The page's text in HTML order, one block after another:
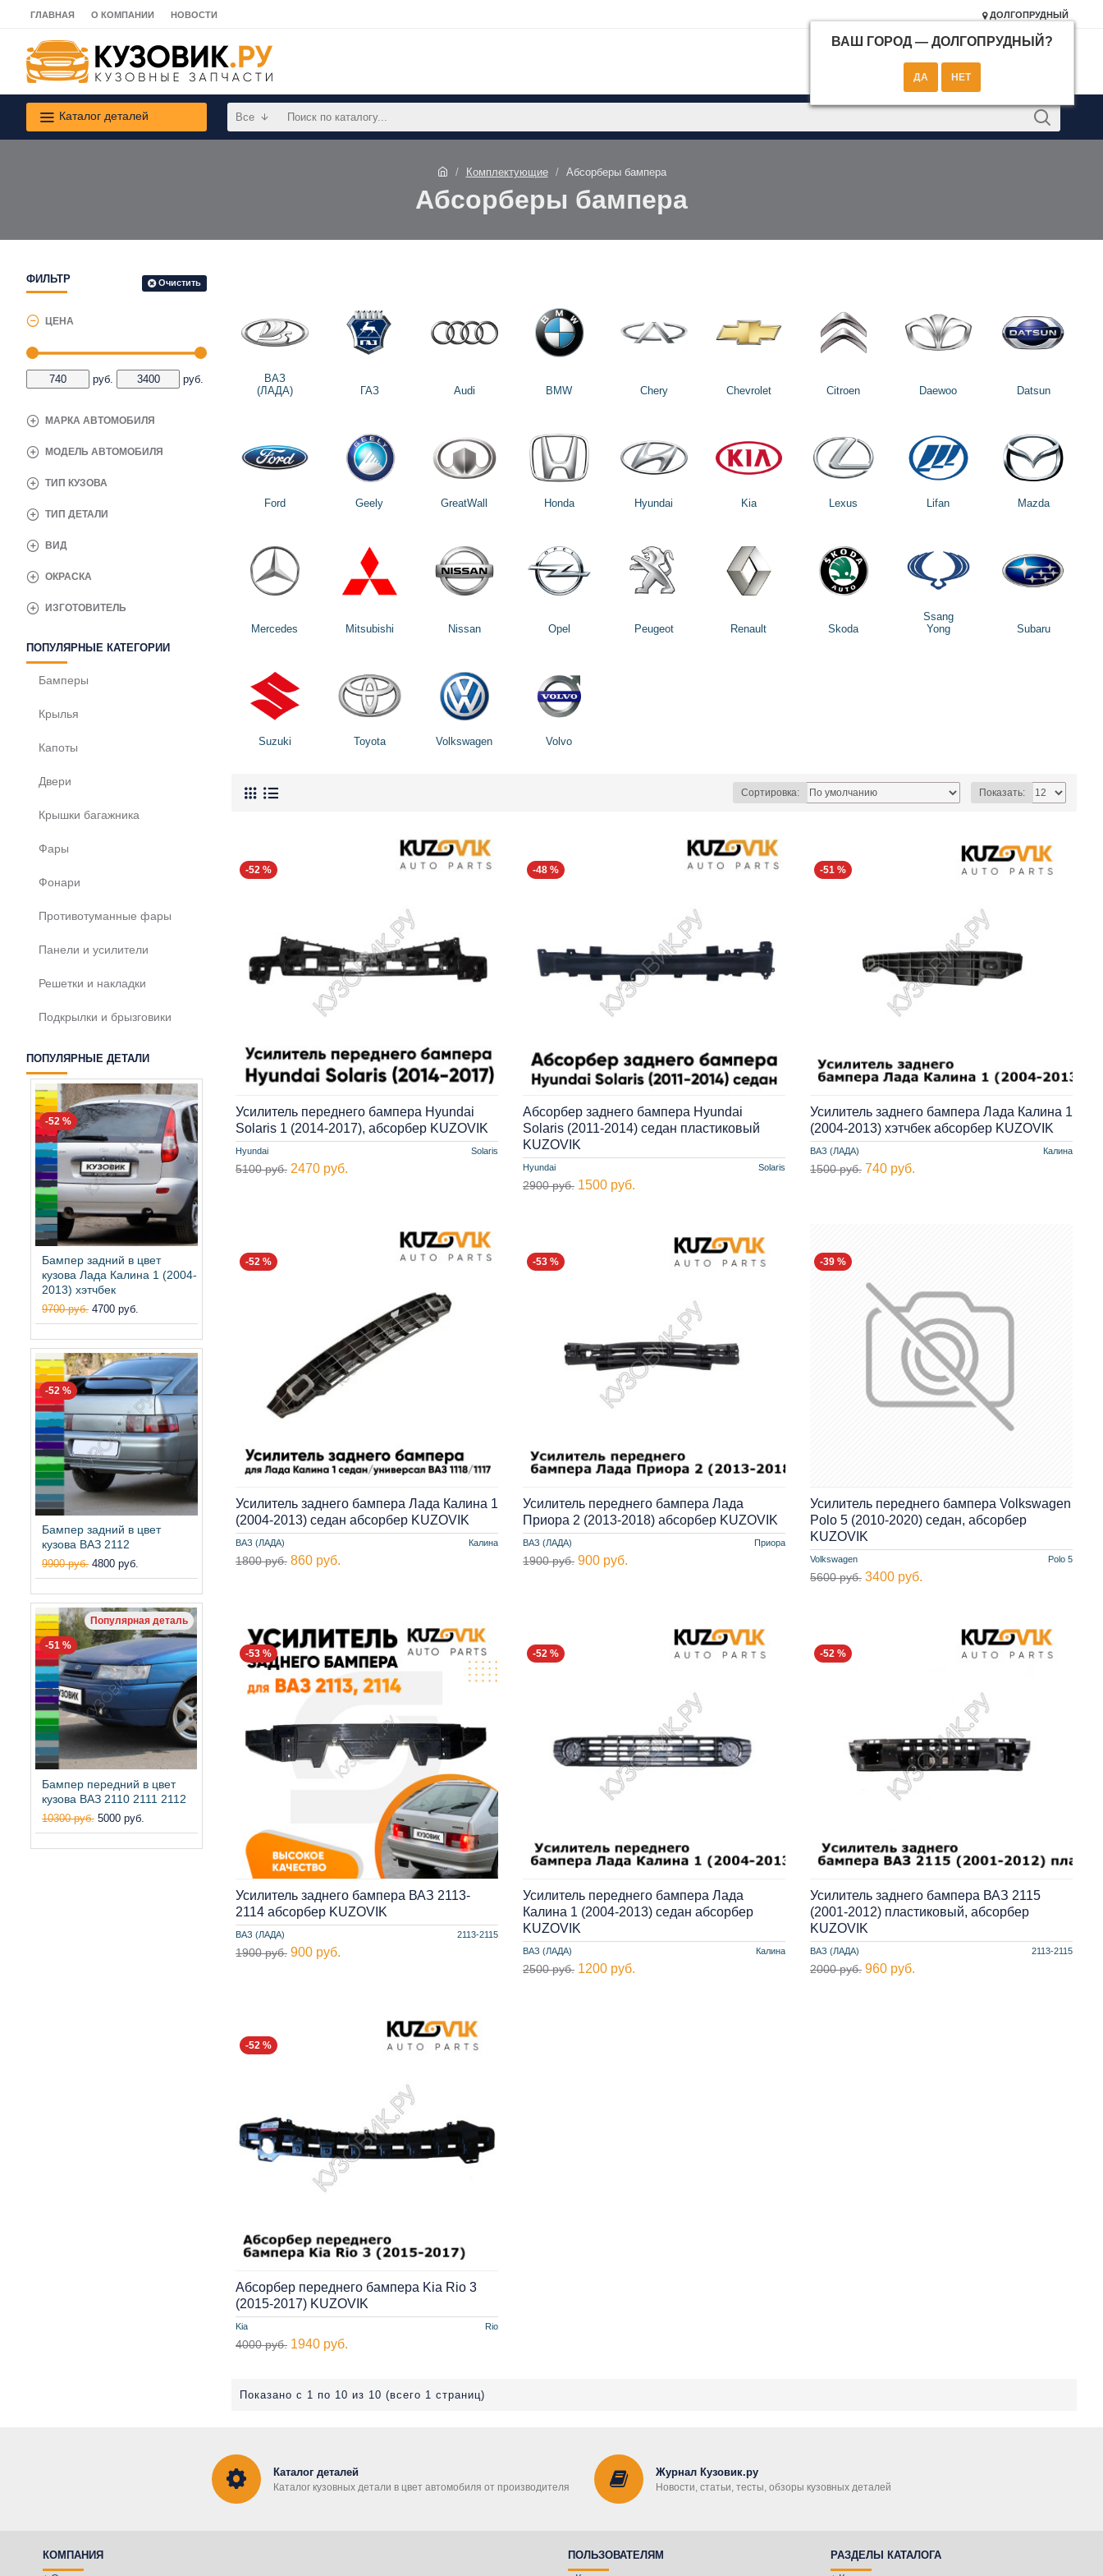
ГЛАВНАЯ О КОМПАНИИ НОВОСТИ ДОЛГОПРУДНЫЙ
ВАШ ГОРОД — ДОЛГОПРУДНЫЙ ?
Каталог деталей Все
Комплектующие Абсорберы бампера
Абсорберы бампера
ФИЛЬТР Очистить
ЦЕНА
руб. руб.
МАРКА АВТОМОБИЛЯ
ОКРАСКА
МОДЕЛЬ АВТОМОБИЛЯ
ТИП КУЗОВА
ТИП ДЕТАЛИ
ИЗГОТОВИТЕЛЬ
ВИД
ПОПУЛЯРНЫЕ КАТЕГОРИИ
Бамперы
Крылья
Капоты
Двери
Крышки багажника
Фары
Фонари
Противотуманные фары
Панели и усилители
Решетки и накладки
Подкрылки и брызговики
ПОПУЛЯРНЫЕ ДЕТАЛИ
-52 %
Бампер задний в цвет
кузова Лада Калина 1 (2004-
2013) хэтчбек
9700 руб. 4700 руб.
-52 %
Бампер задний в цвет
кузова ВАЗ 2112
9900 руб. 4800 руб.
Популярная деталь
-51 %
Бампер передний в цвет
кузова ВАЗ 2110 2111 2112
10300 руб. 5000 руб.
ВАЗ
(ЛАДА)
ГАЗ Audi BMW Chery Chevrolet Citroen Daewoo Datsun
Ford Geely GreatWall Honda Hyundai Kia Lexus Lifan Mazda
Mercedes Mitsubishi Nissan Opel Peugeot Renault Skoda
Ssang
Yong
Subaru
Suzuki Toyota Volkswagen Volvo
Сортировка: Показать:
-52 %
Hyundai Solaris
Усилитель переднего бампера Hyundai
Solaris 1 (2014-2017), абсорбер KUZOVIK
5100 руб. 2470 руб.
-48 %
Hyundai Solaris
Абсорбер заднего бампера Hyundai
Solaris (2011-2014) седан пластиковый
KUZOVIK
2900 руб. 1500 руб.
-51 %
ВАЗ (ЛАДА) Калина
Усилитель заднего бампера Лада Калина 1
(2004-2013) хэтчбек абсорбер KUZOVIK
1500 руб. 740 руб.
-52 %
ВАЗ (ЛАДА) Калина
Усилитель заднего бампера Лада Калина 1
(2004-2013) седан абсорбер KUZOVIK
1800 руб. 860 руб.
-53 %
ВАЗ (ЛАДА) Приора
Усилитель переднего бампера Лада
Приора 2 (2013-2018) абсорбер KUZOVIK
1900 руб. 900 руб.
-39 %
Volkswagen Polo 5
Усилитель переднего бампера Volkswagen
Polo 5 (2010-2020) седан, абсорбер
KUZOVIK
5600 руб. 3400 руб.
-53 %
ВАЗ (ЛАДА) 2113-2115
Усилитель заднего бампера ВАЗ 2113-
2114 абсорбер KUZOVIK
1900 руб. 900 руб.
-52 %
ВАЗ (ЛАДА) Калина
Усилитель переднего бампера Лада
Калина 1 (2004-2013) седан абсорбер
KUZOVIK
2500 руб. 1200 руб.
-52 %
ВАЗ (ЛАДА) 2113-2115
Усилитель заднего бампера ВАЗ 2115
(2001-2012) пластиковый, абсорбер
KUZOVIK
2000 руб. 960 руб.
-52 %
Kia Rio
Абсорбер переднего бампера Kia Rio 3
(2015-2017) KUZOVIK
4000 руб. 1940 руб.
Показано с 1 по 10 из 10 (всего 1 страниц)
Каталог деталей
Каталог кузовных детали в цвет автомобиля от производителя
Журнал Кузовик.ру
Новости, статьи, тесты, обзоры кузовных деталей
КОМПАНИЯ
ПОЛЬЗОВАТЕЛЯМ
РАЗДЕЛЫ КАТАЛОГА